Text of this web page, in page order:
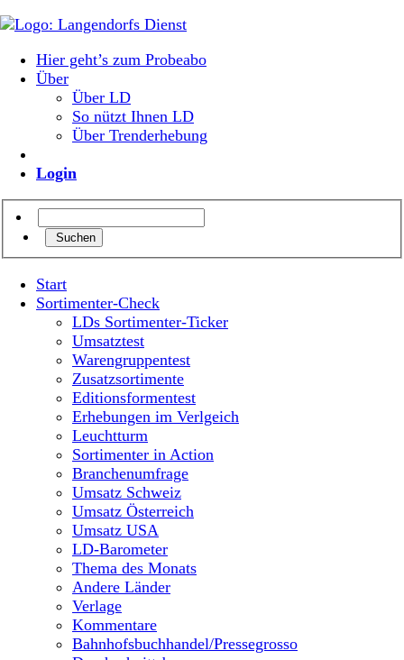
Hier geht’s zum Probeabo
Über
Über LD
So nützt Ihnen LD
Über Trenderhebung
Login
Suchen
Start
Sortimenter-Check
LDs Sortimenter-Ticker
Umsatztest
Warengruppentest
Zusatzsortimente
Editionsformentest
Erhebungen im Verlgeich
Leuchtturm
Sortimenter in Action
Branchenumfrage
Umsatz Schweiz
Umsatz Österreich
Umsatz USA
LD-Barometer
Thema des Monats
Andere Länder
Verlage
Kommentare
Bahnhofsbuchhandel/Pressegrosso